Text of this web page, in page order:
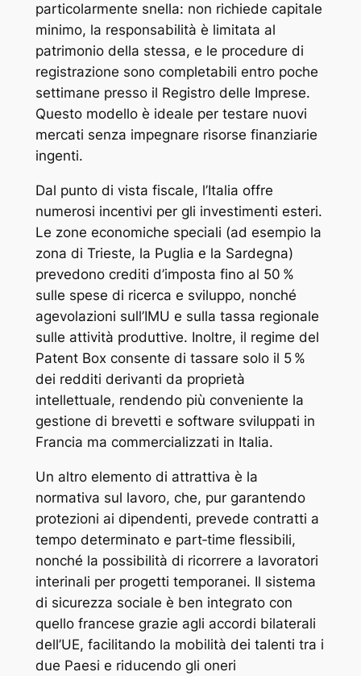
particolarmente snella: non richiede capitale
minimo, la responsabilità è limitata al
patrimonio della stessa, e le procedure di
registrazione sono completabili entro poche
settimane presso il Registro delle Imprese.
Questo modello è ideale per testare nuovi
mercati senza impegnare risorse finanziarie
ingenti.
Dal punto di vista fiscale, l’Italia offre
numerosi incentivi per gli investimenti esteri.
Le zone economiche speciali (ad esempio la
zona di Trieste, la Puglia e la Sardegna)
prevedono crediti d’imposta fino al 50 %
sulle spese di ricerca e sviluppo, nonché
agevolazioni sull’IMU e sulla tassa regionale
sulle attività produttive. Inoltre, il regime del
Patent Box consente di tassare solo il 5 %
dei redditi derivanti da proprietà
intellettuale, rendendo più conveniente la
gestione di brevetti e software sviluppati in
Francia ma commercializzati in Italia.
Un altro elemento di attrattiva è la
normativa sul lavoro, che, pur garantendo
protezioni ai dipendenti, prevede contratti a
tempo determinato e part‑time flessibili,
nonché la possibilità di ricorrere a lavoratori
interinali per progetti temporanei. Il sistema
di sicurezza sociale è ben integrato con
quello francese grazie agli accordi bilaterali
dell’UE, facilitando la mobilità dei talenti tra i
due Paesi e riducendo gli oneri